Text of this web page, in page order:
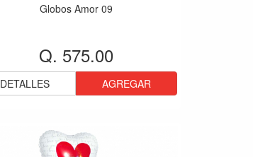
Globos Amor 09
Q. 575.00
DETALLES AGREGAR